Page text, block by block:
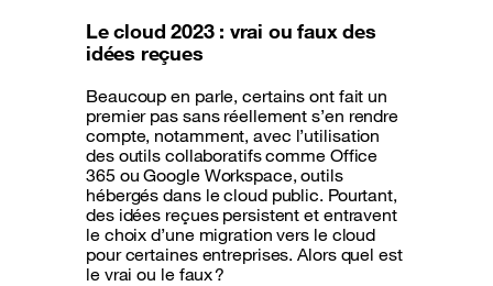
Le cloud 2023 : vrai ou faux des
idées reçues
Beaucoup en parle, certains ont fait un
premier pas sans réellement s’en rendre
compte, notamment, avec l’utilisation
des outils collaboratifs comme Office
365 ou Google Workspace, outils
hébergés dans le cloud public. Pourtant,
des idées reçues persistent et entravent
le choix d’une migration vers le cloud
pour certaines entreprises. Alors quel est
le vrai ou le faux ?